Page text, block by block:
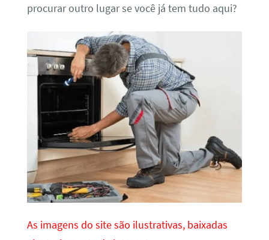
procurar outro lugar se você já tem tudo aqui?
As imagens do site são ilustrativas, baixadas